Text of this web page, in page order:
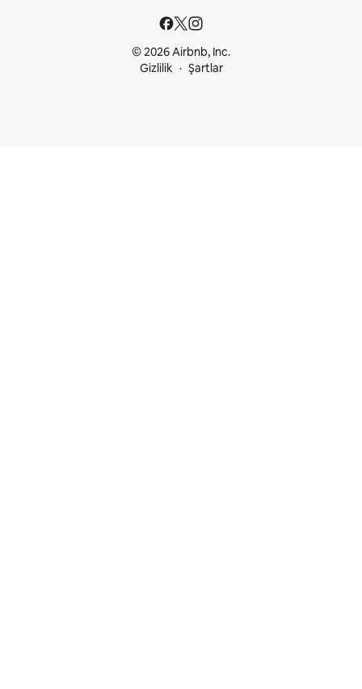
© 2026 Airbnb, Inc.
Gizlilik
Şartlar